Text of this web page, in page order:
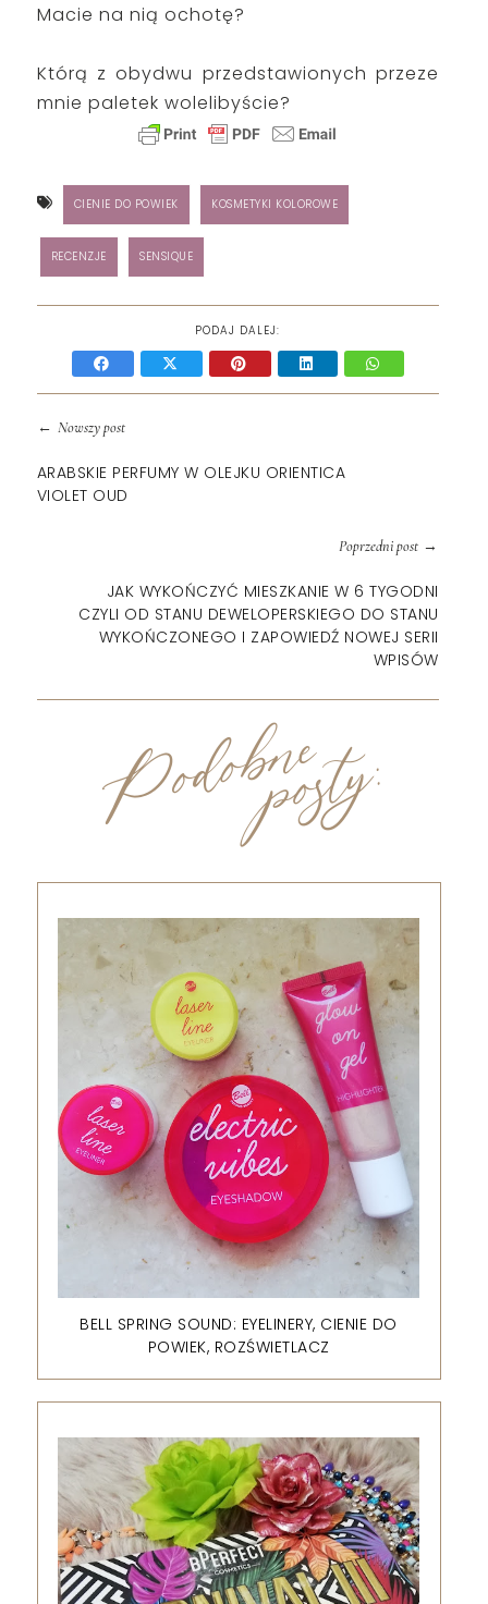
Macie na nią ochotę?
Którą z obydwu przedstawionych przeze
mnie paletek wolelibyście?
CIENIE DO POWIEK KOSMETYKI KOLOROWE
RECENZJE SENSIQUE
PODAJ DALEJ:
← Nowszy post
ARABSKIE PERFUMY W OLEJKU ORIENTICA
VIOLET OUD
Poprzedni post→
JAK WYKOŃCZYĆ MIESZKANIE W 6 TYGODNI
CZYLI OD STANU DEWELOPERSKIEGO DO STANU
WYKOŃCZONEGO I ZAPOWIEDŹ NOWEJ SERII
WPISÓW
BELL SPRING SOUND: EYELINERY, CIENIE DO
POWIEK, ROZŚWIETLACZ